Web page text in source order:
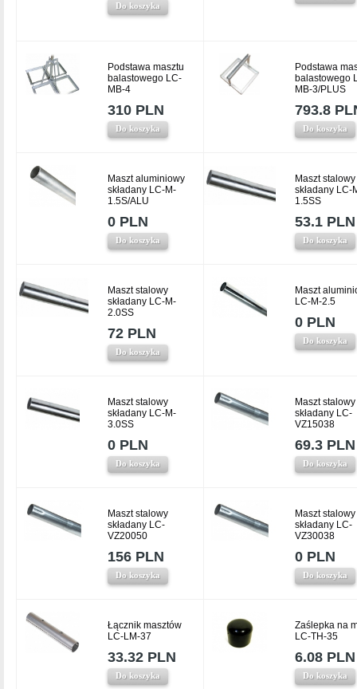
Do koszyka
Podstawa masztu
balastowego LC-
MB-4
310 PLN
Do koszyka
Podstawa
balastowego
MB-3/PLUS
793.8
Do koszyka
Maszt aluminiowy
składany LC-M-
1.5S/ALU
0 PLN
Do koszyka
Maszt stalowy
składany LC-
1.5SS
53.1 PLN
Do koszyka
Maszt stalowy
składany LC-M-
2.0SS
72 PLN
Do koszyka
Maszt
LC-M-2.5
0 PLN
Do koszyka
Maszt stalowy
składany LC-M-
3.0SS
0 PLN
Do koszyka
Maszt stalowy
składany LC-
VZ15038
69.3 PLN
Do koszyka
Maszt stalowy
składany LC-
VZ20050
156 PLN
Do koszyka
Maszt stalowy
składany LC-
VZ30038
0 PLN
Do koszyka
Łącznik masztów
LC-LM-37
33.32 PLN
Do koszyka
Zaślepka na
LC-TH-35
6.08 PLN
Do koszyka